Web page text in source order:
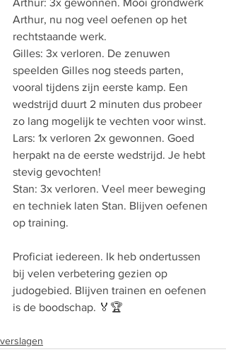
Arthur: 3x gewonnen. Mooi grondwerk
Arthur, nu nog veel oefenen op het
rechtstaande werk.
Gilles: 3x verloren. De zenuwen
speelden Gilles nog steeds parten,
vooral tijdens zijn eerste kamp. Een
wedstrijd duurt 2 minuten dus probeer
zo lang mogelijk te vechten voor winst.
Lars: 1x verloren 2x gewonnen. Goed
herpakt na de eerste wedstrijd. Je hebt
stevig gevochten!
Stan: 3x verloren. Veel meer beweging
en techniek laten Stan. Blijven oefenen
op training.
Proficiat iedereen. Ik heb ondertussen
bij velen verbetering gezien op
judogebied. Blijven trainen en oefenen
is de boodschap. 🏅🏆
verslagen